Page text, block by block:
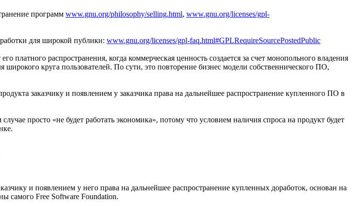
программ www.gnu.org/philosophy/selling.html, www.gnu.org/licenses/gpl-
для широкой публики: www.gnu.org/licenses/gpl-faq.html#GPLRequireSourcePostedPublic
платного распространения, когда коммерческая ценность создается за счет монопольного владения
круга пользователей. По сути, это повторение бизнес модели собственнического ПО,
заказчику и появлением у заказчика права на дальнейшее распространение купленного ПО в
просто «не будет работать экономика», потому что условием наличия спроса на продукт будет
и появлением у него права на дальнейшее распространение купленных доработок, основан на
самого Free Software Foundation.